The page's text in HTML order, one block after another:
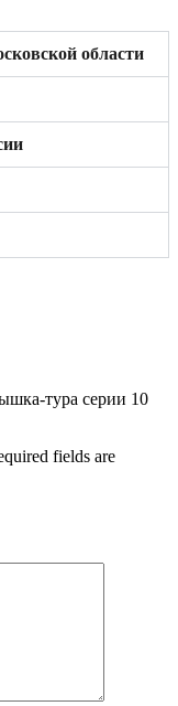
области
тура серии 10
fields are